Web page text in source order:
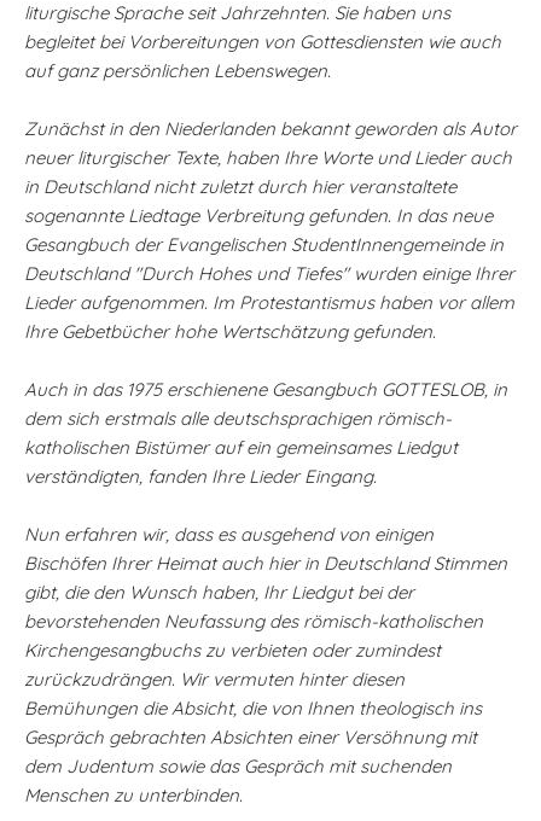
liturgische Sprache seit Jahrzehnten. Sie haben uns
begleitet bei Vorbereitungen von Gottesdiensten wie auch
auf ganz persönlichen Lebenswegen.
Zunächst in den Niederlanden bekannt geworden als Autor
neuer liturgischer Texte, haben Ihre Worte und Lieder auch
in Deutschland nicht zuletzt durch hier veranstaltete
sogenannte Liedtage Verbreitung gefunden. In das neue
Gesangbuch der Evangelischen StudentInnengemeinde in
Deutschland "Durch Hohes und Tiefes" wurden einige Ihrer
Lieder aufgenommen. Im Protestantismus haben vor allem
Ihre Gebetbücher hohe Wertschätzung gefunden.
Auch in das 1975 erschienene Gesangbuch GOTTESLOB, in
dem sich erstmals alle deutschsprachigen römisch-
katholischen Bistümer auf ein gemeinsames Liedgut
verständigten, fanden Ihre Lieder Eingang.
Nun erfahren wir, dass es ausgehend von einigen
Bischöfen Ihrer Heimat auch hier in Deutschland Stimmen
gibt, die den Wunsch haben, Ihr Liedgut bei der
bevorstehenden Neufassung des römisch-katholischen
Kirchengesangbuchs zu verbieten oder zumindest
zurückzudrängen. Wir vermuten hinter diesen
Bemühungen die Absicht, die von Ihnen theologisch ins
Gespräch gebrachten Absichten einer Versöhnung mit
dem Judentum sowie das Gespräch mit suchenden
Menschen zu unterbinden.